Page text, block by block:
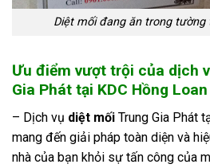
Diệt mối đang ăn trong tường
Ưu điểm vượt trội của dịch
Gia Phát tại KDC Hồng Loan
– Dịch vụ diệt mối Trung Gia Phát
mang đến giải pháp toàn diện và
nhà của bạn khỏi sự tấn công của